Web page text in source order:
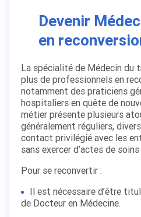
Devenir
en
La spécialité de Médecin du
plus de professionnels en
notamment des praticiens
hospitaliers en quête de
métier présente plusieurs
généralement réguliers,
contact privilégié avec les
sans exercer d’actes de
Pour se reconvertir :
Il est nécessaire d’être
de Docteur en Médecine.